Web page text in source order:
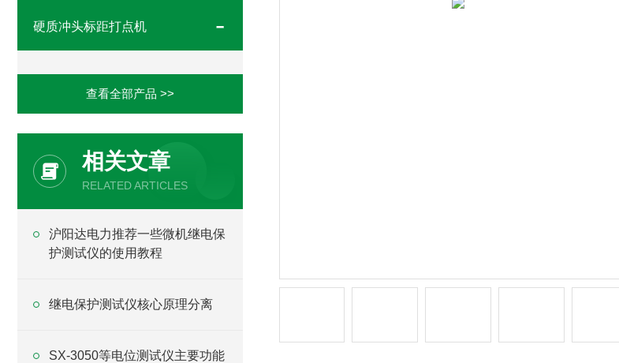
硬质冲头标距打点机
查看全部产品 >>
相关文章
RELATED ARTICLES
沪阳达电力推荐一些微机继电保
护测试仪的使用教程
继电保护测试仪核心原理分离
SX-3050等电位测试仪主要功能